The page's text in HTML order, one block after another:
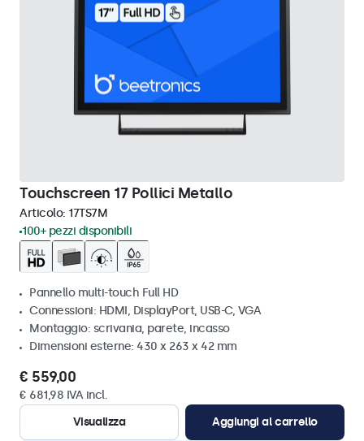
Touchscreen 17 Pollici Metallo
Articolo: 17TS7M
100+ pezzi disponibili
Pannello multi-touch Full HD
Connessioni: HDMI, DisplayPort, USB-C, VGA
Montaggio: scrivania, parete, incasso
Dimensioni esterne: 430 x 263 x 42 mm
€ 559,00
€ 681,98 IVA incl.
Visualizza
Aggiungi al carrello